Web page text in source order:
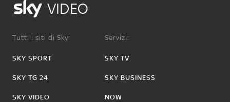
VIDEO
Tutti i siti di Sky:
SKY SPORT
SKY TG 24
SKY VIDEO
Servizi:
SKY TV
SKY BUSINESS
NOW